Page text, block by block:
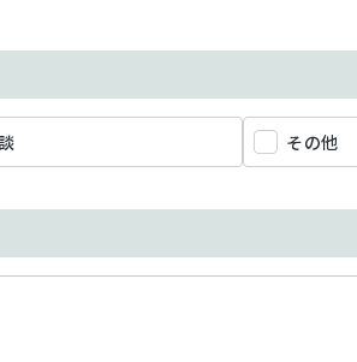
その他